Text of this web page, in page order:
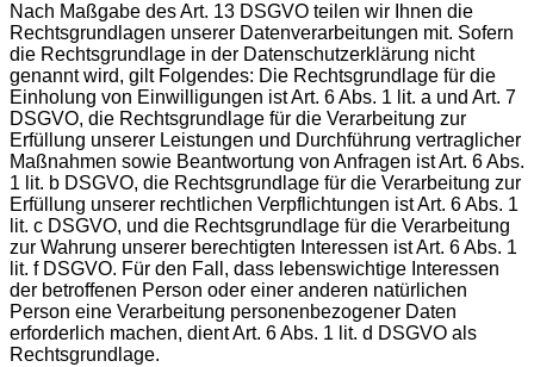
Nach Maßgabe des Art. 13 DSGVO teilen wir Ihnen die
Rechtsgrundlagen unserer Datenverarbeitungen mit. Sofern
die Rechtsgrundlage in der Datenschutzerklärung nicht
genannt wird, gilt Folgendes: Die Rechtsgrundlage für die
Einholung von Einwilligungen ist Art. 6 Abs. 1 lit. a und Art. 7
DSGVO, die Rechtsgrundlage für die Verarbeitung zur
Erfüllung unserer Leistungen und Durchführung vertraglicher
Maßnahmen sowie Beantwortung von Anfragen ist Art. 6 Abs.
1 lit. b DSGVO, die Rechtsgrundlage für die Verarbeitung zur
Erfüllung unserer rechtlichen Verpflichtungen ist Art. 6 Abs. 1
lit. c DSGVO, und die Rechtsgrundlage für die Verarbeitung
zur Wahrung unserer berechtigten Interessen ist Art. 6 Abs. 1
lit. f DSGVO. Für den Fall, dass lebenswichtige Interessen
der betroffenen Person oder einer anderen natürlichen
Person eine Verarbeitung personenbezogener Daten
erforderlich machen, dient Art. 6 Abs. 1 lit. d DSGVO als
Rechtsgrundlage.